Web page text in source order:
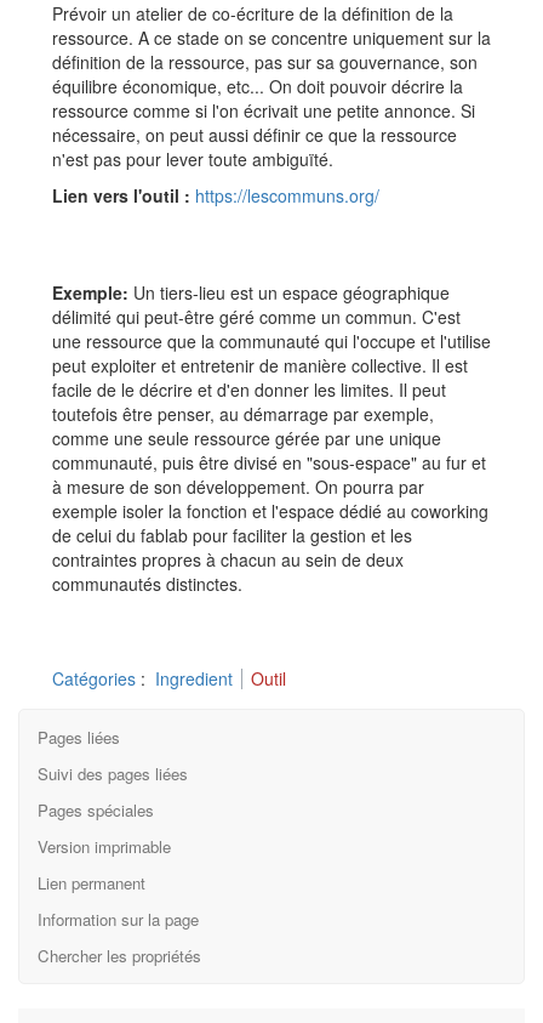
Prévoir un atelier de co-écriture de la définition de la
ressource. A ce stade on se concentre uniquement sur la
définition de la ressource, pas sur sa gouvernance, son
équilibre économique, etc... On doit pouvoir décrire la
ressource comme si l'on écrivait une petite annonce. Si
nécessaire, on peut aussi définir ce que la ressource
n'est pas pour lever toute ambiguïté.
Lien vers l'outil : https://lescommuns.org/
Exemple: Un tiers-lieu est un espace géographique
délimité qui peut-être géré comme un commun. C'est
une ressource que la communauté qui l'occupe et l'utilise
peut exploiter et entretenir de manière collective. Il est
facile de le décrire et d'en donner les limites. Il peut
toutefois être penser, au démarrage par exemple,
comme une seule ressource gérée par une unique
communauté, puis être divisé en "sous-espace" au fur et
à mesure de son développement. On pourra par
exemple isoler la fonction et l'espace dédié au coworking
de celui du fablab pour faciliter la gestion et les
contraintes propres à chacun au sein de deux
communautés distinctes.
Catégories : Ingredient Outil
Pages liées
Suivi des pages liées
Pages spéciales
Version imprimable
Lien permanent
Information sur la page
Chercher les propriétés